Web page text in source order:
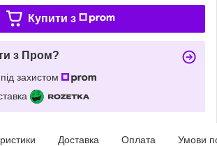
Купити з
з Пром?
захистом
Доставка Оплата Умови